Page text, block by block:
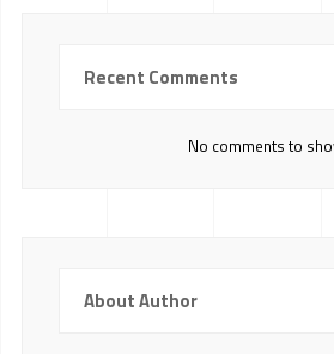
Recent Comments
No comments to
About Author